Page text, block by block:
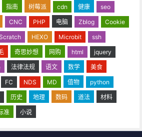
指南 树莓派 cdn 健康
seo
CNC PHP 电脑 Zblog
Cookie
Scratch HEXO Microbit
ssh
奇思妙想 网购 html
jquery
法律法规 语文 数学
美食
FC NDS MD 值物
python
历史 地理 数码 道法
材料
准 小说